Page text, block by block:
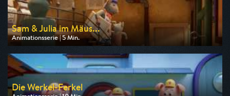
Sam & Julia im Mäus...
Animationsserie | 5 Min.
Ausgestrahlt von ZDF
am 09.08.2026, 06:25
Die Werkel-Ferkel